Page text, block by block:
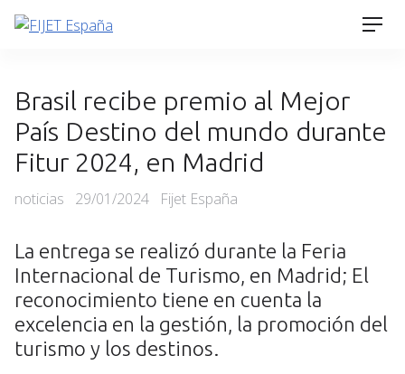
Skip
Brasil recibe premio al Mejor
País Destino del mundo durante
Fitur 2024, en Madrid
Categories
noticias
Posted
29/01/2024 Fijet España
La entrega se realizó durante la Feria
Internacional de Turismo, en Madrid; El
reconocimiento tiene en cuenta la
excelencia en la gestión, la promoción del
turismo y los destinos.